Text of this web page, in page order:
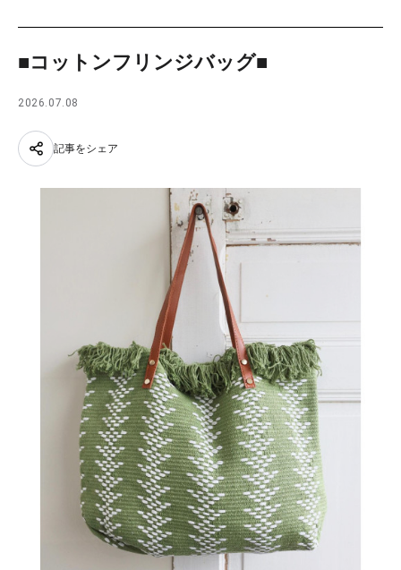
JP
■コットンフリンジバッグ■
2026.07.08
記事をシェア